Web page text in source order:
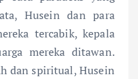
Husein dan para
tercabik, kepala
mereka ditawan.
dan spiritual, Husein